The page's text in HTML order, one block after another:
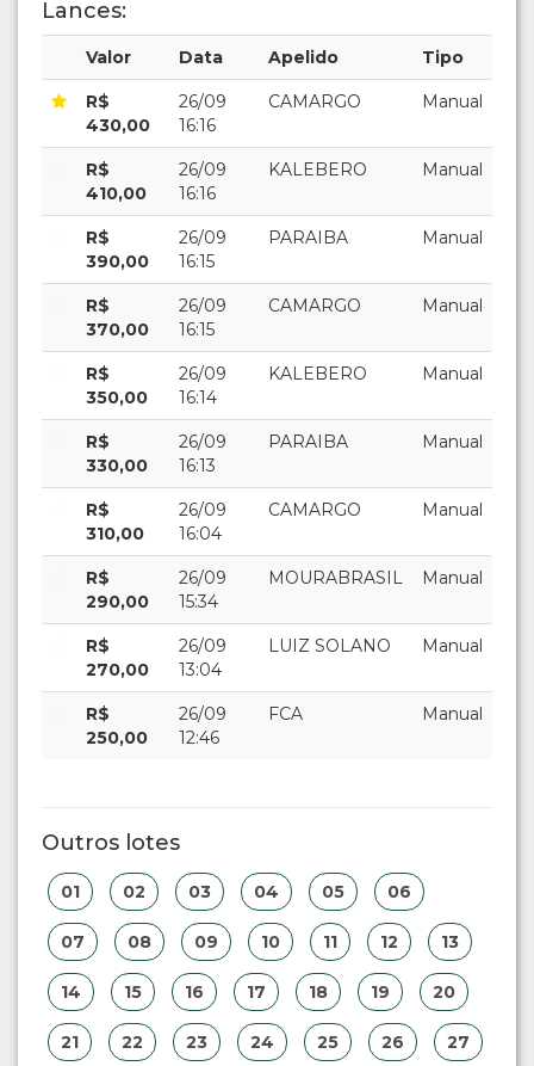
Lances:
Valor Data Apelido Tipo
R$
430,00
26/09
16:16
CAMARGO Manual
R$
410,00
26/09
16:16
KALEBERO Manual
R$
390,00
26/09
16:15
PARAIBA Manual
R$
370,00
26/09
16:15
CAMARGO Manual
R$
350,00
26/09
16:14
KALEBERO Manual
R$
330,00
26/09
16:13
PARAIBA Manual
R$
310,00
26/09
16:04
CAMARGO Manual
R$
290,00
26/09
15:34
MOURABRASIL Manual
R$
270,00
26/09
13:04
LUIZ SOLANO Manual
R$
250,00
26/09
12:46
FCA Manual
Outros lotes
01 02 03 04 05 06
07 08 09 10 11 12 13
14 15 16 17 18 19 20
21 22 23 24 25 26 27